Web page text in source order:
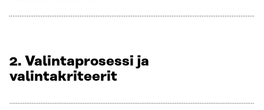
2. Valintaprosessi ja
valintakriteerit